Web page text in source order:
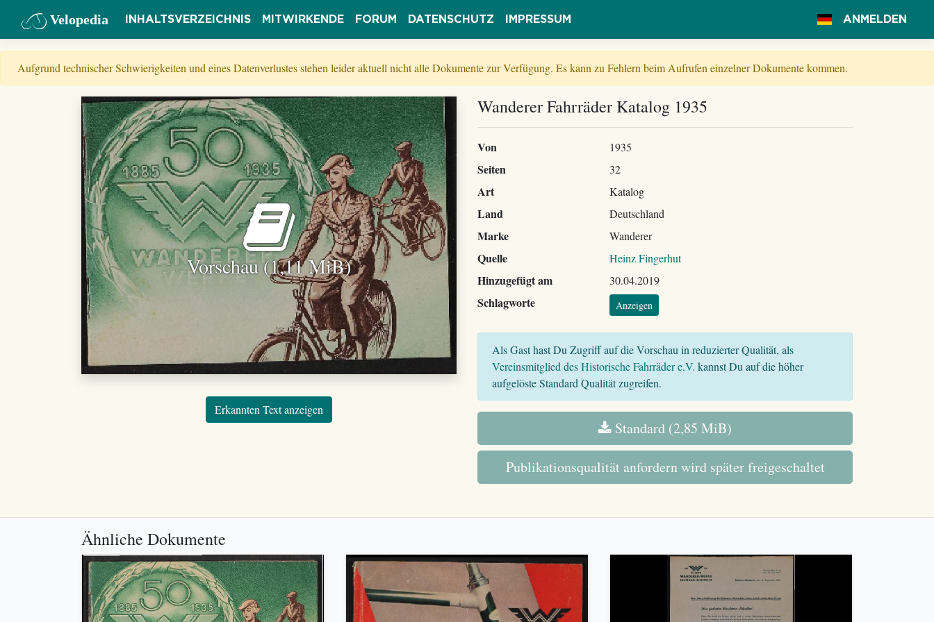
Velopedia INHALTSVERZEICHNIS MITWIRKENDE FORUM DATENSCHUTZ IMPRESSUM ANMELDEN
Aufgrund technischer Schwierigkeiten und eines Datenverlustes stehen leider aktuell nicht alle Dokumente zur Verfügung. Es kann zu Fehlern beim Aufrufen einzelner Dokumente kommen.
Vorschau (1,11 MiB)
Erkannten Text anzeigen
Wanderer Fahrräder Katalog 1935
Von 1935
Seiten 32
Art Katalog
Land Deutschland
Marke Wanderer
Quelle Heinz Fingerhut
Hinzugefügt am 30.04.2019
Schlagworte Anzeigen
Als Gast hast Du Zugriff auf die Vorschau in reduzierter Qualität, als
Vereinsmitglied des Historische Fahrräder e.V. kannst Du auf die höher
aufgelöste Standard Qualität zugreifen.
Standard (2,85 MiB)
Publikationsqualität anfordern wird später freigeschaltet
Ähnliche Dokumente